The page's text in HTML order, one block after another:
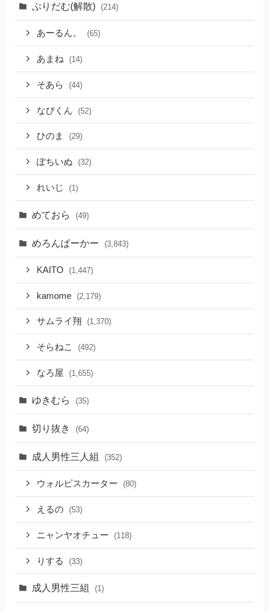
ぷりだむ(解散) (214)
あーるん。 (65)
あまね (14)
そあら (44)
なぴくん (52)
ひのま (29)
ぽちいぬ (32)
れいじ (1)
めておら (49)
めろんぱーかー (3,843)
KAITO (1,447)
kamome (2,179)
サムライ翔 (1,370)
そらねこ (492)
なろ屋 (1,655)
ゆきむら (35)
切り抜き (64)
成人男性三人組 (352)
ウォルピスカーター (80)
えるの (53)
ニャンヤオチュー (118)
りする (33)
成人男性三組 (1)